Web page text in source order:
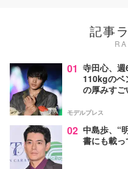
記事
01 寺田心、
110kgのベ
の厚みす
モデルプレス
02 中島歩、“
書にも載